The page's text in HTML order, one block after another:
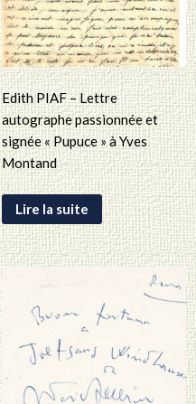
Edith PIAF – Lettre
autographe passionnée et
signée « Pupuce » à Yves
Montand
Lire la suite